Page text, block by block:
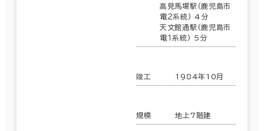
高見馬場駅(鹿児島市
電２系統) 4分
天文館通駅(鹿児島市
電１系統) 5分
竣工 1984年10月
規模 地上7階建